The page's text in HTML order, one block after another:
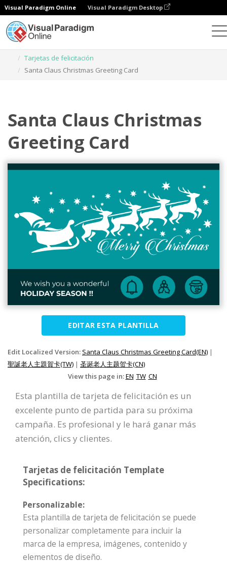
Visual Paradigm Online Visual Paradigm Desktop
Tarjetas de felicitación
Santa Claus Christmas Greeting Card
Santa Claus Christmas
Greeting Card
EDITAR ESTA PLANTILLA
Edit Localized Version: Santa Claus Christmas Greeting Card(EN) |
聖誕老人主題賀卡(TW) | 圣诞老人主题贺卡(CN)
View this page in:EN TW CN
Esta plantilla de tarjeta de felicitación es un
excelente punto de partida para su próxima
campaña. Es profesional y le hará ganar más
atención, clics y clientes.
Tarjetas de felicitación Template
Specifications:
Personalizable:
Esta plantilla de tarjeta de felicitación se puede
personalizar completamente para incluir la
marca de la empresa, imágenes, contenido y
elementos de diseño.